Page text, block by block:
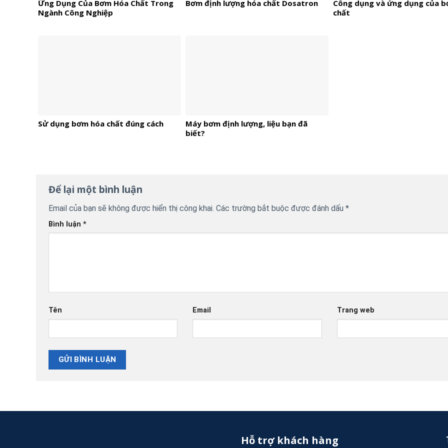
Ứng Dụng Của Bơm Hóa Chất Trong
Ngành Công Nghiệp
Bơm định lượng hóa chất Dosatron
Công dụng và ứng dụng của
chất
Sử dụng bơm hóa chất đúng cách
Máy bơm định lượng, liệu bạn đã
biết?
Để lại một bình luận
Email của bạn sẽ không được hiển thị công khai. Các trường bắt buộc được đánh dấu *
Bình luận *
Tên Email Trang web
Hỗ trợ khách hàng